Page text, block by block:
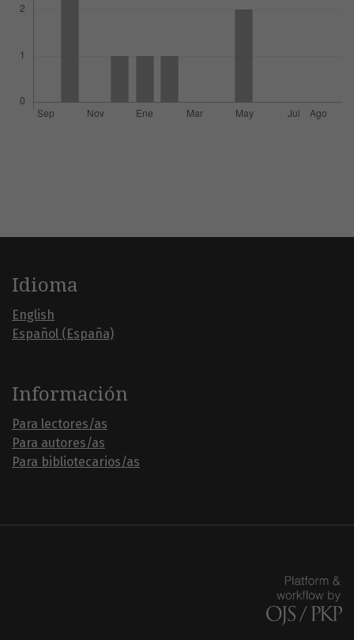
Idioma
English
Español (España)
Información
Para lectores/as
Para autores/as
Para bibliotecarios/as